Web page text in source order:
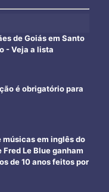
de Goiás em Santo
- Veja a lista
é obrigatório para
em inglês do
Le Blue ganham
de 10 anos feitos por